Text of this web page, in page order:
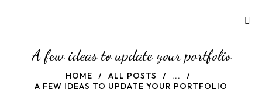
A few ideas to update your portfolio
HOME ALL POSTS
...
A FEW IDEAS TO UPDATE YOUR PORTFOLIO